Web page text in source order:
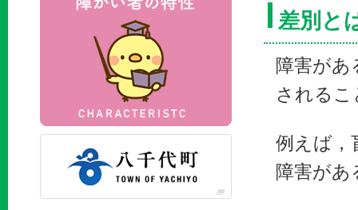
八千代町公式サイト
差別と
障害があ
される
例えば，
障害が